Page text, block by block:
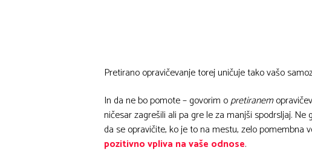
Pretirano opravičevanje torej uničuje tako vašo
In da ne bo pomote – govorim opretiranem
ničesar zagrešili ali pa gre le za manjši spodrsljaj.
da se opravičite, ko je to na mestu, zelo pomembna
pozitivno vpliva na vaše odnose.